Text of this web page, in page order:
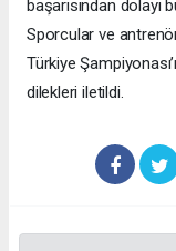
başarısından
Sporcular ve
Türkiye
dilekleri iletildi.